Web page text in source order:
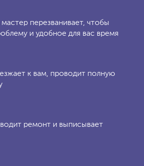
перезванивает, чтобы
и удобное для вас время
к вам, проводит полную
ремонт и выписывает